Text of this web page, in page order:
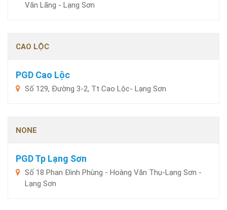
Văn Lãng - Lạng Sơn
CAO LỘC
PGD Cao Lộc
Số 129, Đường 3-2, Tt Cao Lộc- Lạng Sơn
NONE
PGD Tp Lạng Sơn
Số 18 Phan Đình Phùng - Hoàng Văn Thụ-Lạng Sơn -
Lạng Sơn